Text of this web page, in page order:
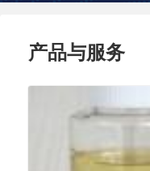
产品与服务